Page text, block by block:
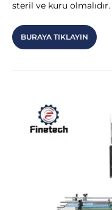
steril ve kuru olmalıdır.
BURAYA TIKLAYIN